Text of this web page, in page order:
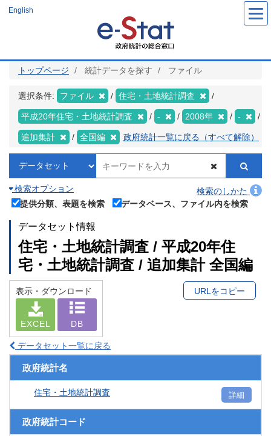
ツ
English
トップページ 統計データを探す ファイル
選択条件: ファイル 住宅・土地統計調査
平成20年住宅・土地統計調査 - 2008年 -
追加集計 全国編 政府統計一覧に戻る（すべて解除）
検索オプション
検索のしかた
提供分類、表題を検索
データベース、ファイル内を検索
データセット情報
住宅・土地統計調査 / 平成20年住
宅・土地統計調査 / 追加集計 全国編
表示・ダウンロード
EXCEL DB
URLをコピー
データセット一覧に戻る
政府統計名
住宅・土地統計調査 詳細
政府統計コード